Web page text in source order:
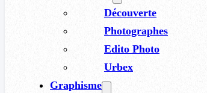
Découverte
Photographes
Edito Photo
Urbex
Graphisme